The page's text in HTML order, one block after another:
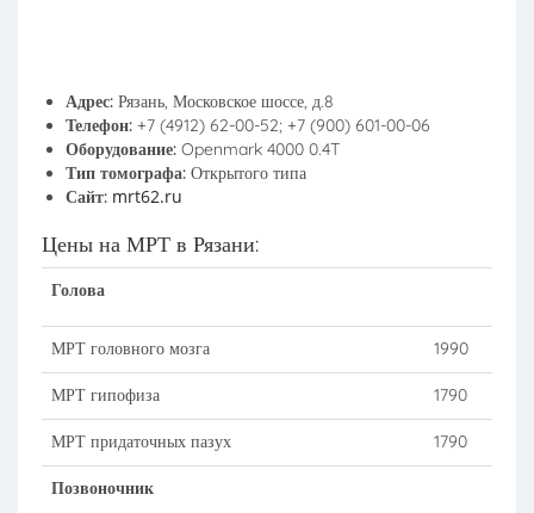
Адрес: Рязань, Московское шоссе, д.8
Телефон: +7 (4912) 62-00-52; +7 (900) 601-00-06
Оборудование: Openmark 4000 0.4T
Тип томографа: Открытого типа
Сайт: mrt62.ru
Цены на МРТ в Рязани:
Голова
МРТ головного мозга 1990
МРТ гипофиза 1790
МРТ придаточных пазух 1790
Позвоночник